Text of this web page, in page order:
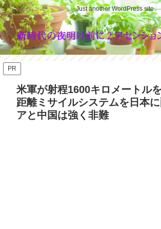
Just another WordPress site
PR
米軍が射程1600キロメートル
距離ミサイルシステムを日本
アと中国は強く非難